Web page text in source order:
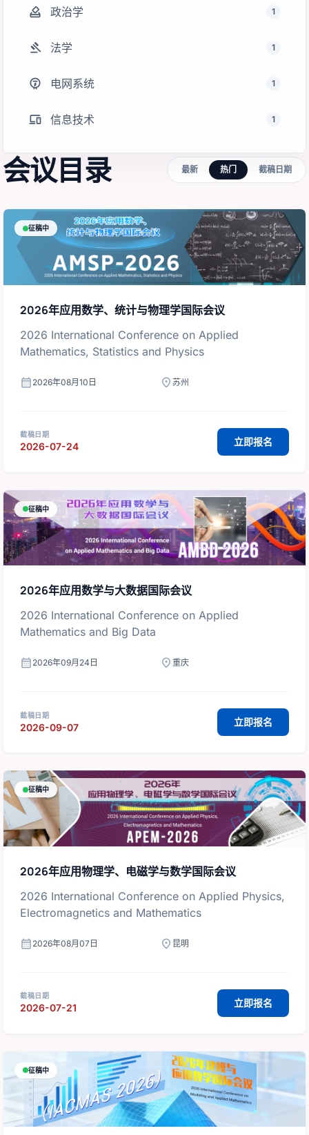
how_to_vote 政治学 1
gavel 法学 1
electric_meter 电网系统 1
devices 信息技术 1
会议目录 最新 热门 截稿日期
征稿中
2026年应用数学、统计与物理学国际会议
2026 International Conference on Applied
Mathematics, Statistics and Physics
calendar_month 2026年08月10日 location_on 苏州
截稿日期
2026-07-24 立即报名
征稿中
2026年应用数学与大数据国际会议
2026 International Conference on Applied
Mathematics and Big Data
calendar_month 2026年09月24日 location_on 重庆
截稿日期
2026-09-07 立即报名
征稿中
2026年应用物理学、电磁学与数学国际会议
2026 International Conference on Applied Physics,
Electromagnetics and Mathematics
calendar_month 2026年08月07日 location_on 昆明
截稿日期
2026-07-21 立即报名
征稿中